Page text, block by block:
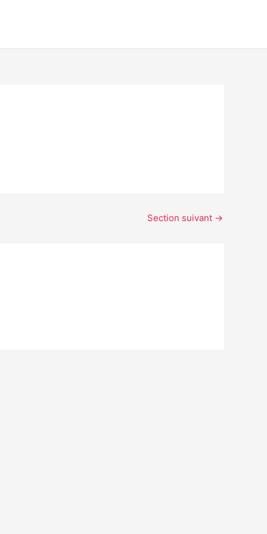
Section suivant →